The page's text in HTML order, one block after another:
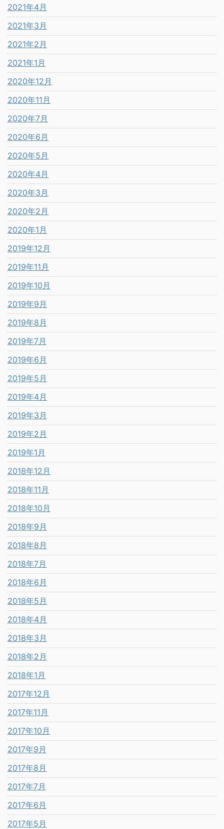
2021年4月
2021年3月
2021年2月
2021年1月
2020年12月
2020年11月
2020年7月
2020年6月
2020年5月
2020年4月
2020年3月
2020年2月
2020年1月
2019年12月
2019年11月
2019年10月
2019年9月
2019年8月
2019年7月
2019年6月
2019年5月
2019年4月
2019年3月
2019年2月
2019年1月
2018年12月
2018年11月
2018年10月
2018年9月
2018年8月
2018年7月
2018年6月
2018年5月
2018年4月
2018年3月
2018年2月
2018年1月
2017年12月
2017年11月
2017年10月
2017年9月
2017年8月
2017年7月
2017年6月
2017年5月